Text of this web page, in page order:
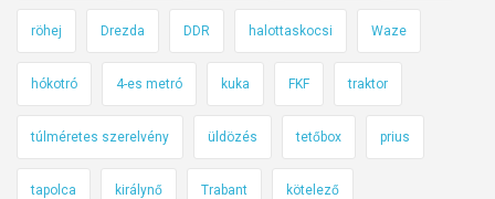
o
c
i
á
l
y
röhej Drezda DDR halottaskocsi Waze
hókotró 4-es metró kuka FKF traktor
túlméretes szerelvény üldözés tetőbox prius
tapolca királynő Trabant kötelező